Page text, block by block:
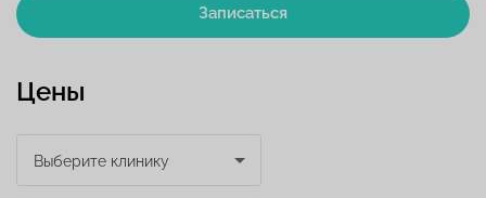
Записаться
Цены
Выберите клинику